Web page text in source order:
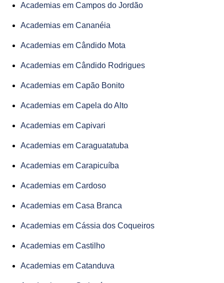
Academias em Campos do Jordão
Academias em Cananéia
Academias em Cândido Mota
Academias em Cândido Rodrigues
Academias em Capão Bonito
Academias em Capela do Alto
Academias em Capivari
Academias em Caraguatatuba
Academias em Carapicuíba
Academias em Cardoso
Academias em Casa Branca
Academias em Cássia dos Coqueiros
Academias em Castilho
Academias em Catanduva